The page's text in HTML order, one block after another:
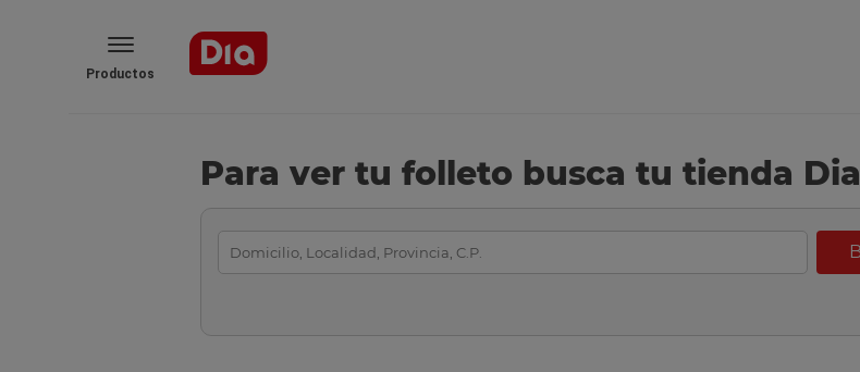
Productos
Para ver tu folleto busca tu tienda Dia